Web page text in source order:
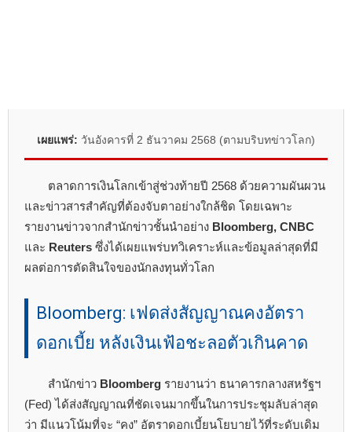
เผยแพร่: วันอังคารที่ 2 ธันวาคม 2568 (ตามบริบทข่าวโลก)
ตลาดการเงินโลกเข้าสู่ช่วงท้ายปี 2568 ด้วยความผันผวน
และข่าวสารสำคัญที่ต้องจับตาอย่างใกล้ชิด โดยเฉพาะ
รายงานข่าวจากสำนักข่าวชั้นนำอย่าง Bloomberg, CNBC
และ Reuters ซึ่งได้เผยแพร่บทวิเคราะห์และข้อมูลล่าสุดที่มี
ผลต่อการตัดสินใจของนักลงทุนทั่วโลก
Bloomberg: เฟดส่งสัญญาณคงอัตรา
ดอกเบี้ย หลังเงินเฟ้อชะลอตัวเกินคาด
สำนักข่าว Bloomberg รายงานว่า ธนาคารกลางสหรัฐฯ
(Fed) ได้ส่งสัญญาณที่ชัดเจนมากขึ้นในการประชุมลับล่าสุด
ว่า มีแนวโน้มที่จะ “คง” อัตราดอกเบี้ยนโยบายไว้ที่ระดับเดิม